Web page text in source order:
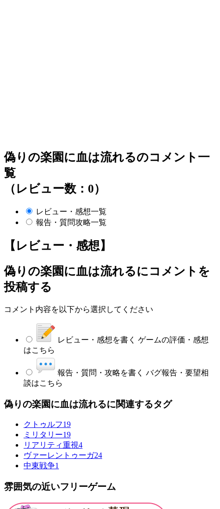
偽りの楽園に血は流れるのコメント一
覧
（レビュー数：0）
レビュー・感想一覧
報告・質問攻略一覧
【レビュー・感想】
偽りの楽園に血は流れるにコメントを
投稿する
コメント内容を以下から選択してください
レビュー・感想を書く ゲームの評価・感想
はこちら
報告・質問・攻略を書く バグ報告・要望相
談はこちら
偽りの楽園に血は流れるに関連するタグ
クトゥルフ19
ミリタリー19
リアリティ重視4
ヴァーレントゥーガ24
中東戦争1
雰囲気の近いフリーゲーム